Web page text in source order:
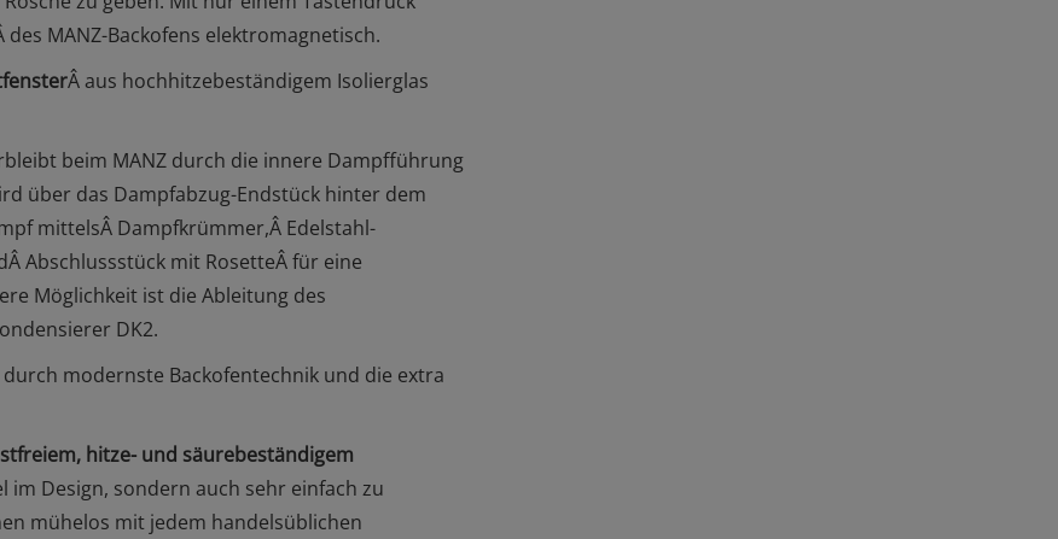
des MANZ-Backofens elektromagnetisch.
Â aus hochhitzebeständigem Isolierglas
beim MANZ durch die innere Dampfführung
über das Dampfabzug-Endstück hinter dem
mittelsÂ Dampfkrümmer,Â Edelstahl-
Abschlussstück mit RosetteÂ für eine
Möglichkeit ist die Ableitung des
DK2.
modernste Backofentechnik und die extra
hitze- und säurebeständigem
Design, sondern auch sehr einfach zu
mühelos mit jedem handelsüblichen